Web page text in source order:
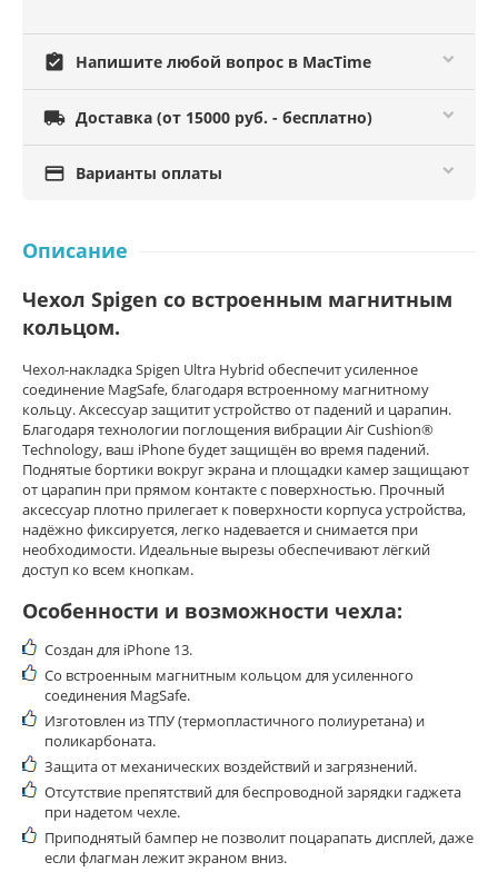
assignment_turned_in Напишите любой вопрос в MacTime
 Доставка (от 15000 руб. - бесплатно)
 Варианты оплаты
Описание
Чехол Spigen со встроенным магнитным
кольцом.
Чехол-накладка Spigen Ultra Hybrid обеспечит усиленное
соединение MagSafe, благодаря встроенному магнитному
кольцу. Аксессуар защитит устройство от падений и царапин.
Благодаря технологии поглощения вибрации Air Cushion®
Technology, ваш iPhone будет защищён во время падений.
Поднятые бортики вокруг экрана и площадки камер защищают
от царапин при прямом контакте с поверхностью. Прочный
аксессуар плотно прилегает к поверхности корпуса устройства,
надёжно фиксируется, легко надевается и снимается при
необходимости. Идеальные вырезы обеспечивают лёгкий
доступ ко всем кнопкам.
Особенности и возможности чехла:
Создан для iPhone 13.
Со встроенным магнитным кольцом для усиленного
соединения MagSafe.
Изготовлен из ТПУ (термопластичного полиуретана) и
поликарбоната.
Защита от механических воздействий и загрязнений.
Отсутствие препятствий для беспроводной зарядки гаджета
при надетом чехле.
Приподнятый бампер не позволит поцарапать дисплей, даже
если флагман лежит экраном вниз.